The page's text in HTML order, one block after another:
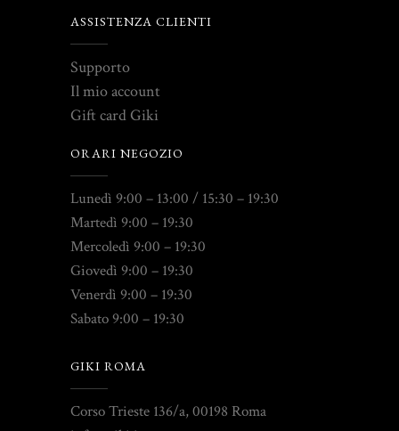
ASSISTENZA CLIENTI
Supporto
Il mio account
Gift card Giki
ORARI NEGOZIO
Lunedì 9:00 – 13:00 / 15:30 – 19:30
Martedì 9:00 – 19:30
Mercoledì 9:00 – 19:30
Giovedì 9:00 – 19:30
Venerdì 9:00 – 19:30
Sabato 9:00 – 19:30
GIKI ROMA
Corso Trieste 136/a, 00198 Roma